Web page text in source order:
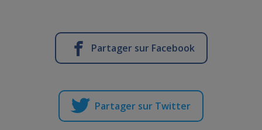
Partager sur Facebook
Partager sur Twitter